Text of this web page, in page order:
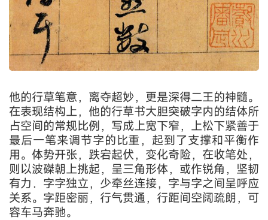
他的行草笔意，离夺超妙，更是深得二王的神髓。
在表现结构上，他的行草书大胆突破字内的结体所
占空间的常规比例，写成上宽下窄，上松下紧善于
最后一笔来调节字的比重，起到了支撑和平衡作
用。体势开张，跌宕起伏，变化奇险，在收笔处，
则以波磔朝上挑起，呈三角形体，或作锐角，坚韧
有力．字字独立，少牵丝连接，字与字之间呈呼应
关系。字距密丽，行气贯通，行距间空阔疏朗，可
容车马奔驰。